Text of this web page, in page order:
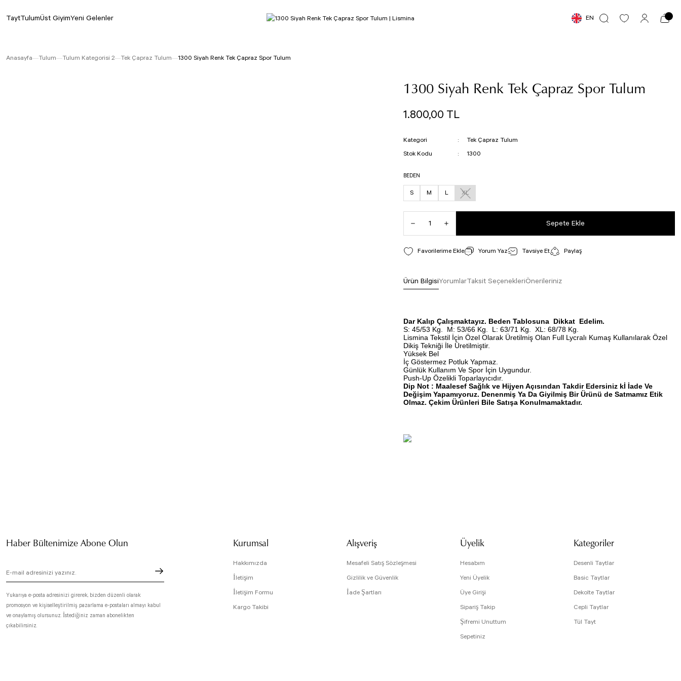
TaytTulumÜst GiyimYeni Gelenler EN
Anasayfa Tulum Tulum Kategorisi 2 Tek Çapraz Tulum 1300 Siyah Renk Tek Çapraz Spor Tulum
1300 Siyah Renk Tek Çapraz Spor Tulum
1.800,00 TL
Kategori
Tek Çapraz Tulum
Stok Kodu
1300
BEDEN
S M L XL
Sepete Ekle
Yorum Yaz Tavsiye Et Paylaş
Ürün BilgisiYorumlarTaksit SeçenekleriÖnerileriniz
Dar Kalıp Çalışmaktayız. Beden Tablosuna Dikkat Edelim.
S: 45/53 Kg.
M: 53/66 Kg. L: 63/71 Kg.
XL: 68/78 Kg.
Lismina Tekstil İçin Özel Olarak Üretilmiş Olan Full Lycralı Kumaş Kullanılarak Özel
Dikiş Tekniği İle Üretilmiştir.
Yüksek Bel
İç Göstermez Potluk Yapmaz.
Günlük Kullanım Ve Spor İçin Uygundur.
Push-Up Özelikli Toparlayıcıdır.
Dip Not : Maalesef Sağlık ve Hijyen Açısından Takdir Edersiniz kİ İade Ve
Değişim Yapamıyoruz. Denenmiş Ya Da Giyilmiş Bir Ürünü de Satmamız Etik
Olmaz. Çekim Ürünleri Bile Satışa Konulmamaktadır.
Ürün bilgilerinde hatalar bulunuyor.
Ürün fiyatı diğer sitelerden daha pahalı.
Bu ürüne benzer farklı alternatifler olmalı.
Haber Bültenimize Abone Olun
Yukarıya e-posta adresinizi girerek, bizden düzenli olarak
promosyon ve kişiselleştirilmiş pazarlama e-postaları almayı kabul
ve onaylamış olursunuz. İstediğiniz zaman abonelikten
çıkabilirsiniz.
Kurumsal
Hakkımızda
İletişim
İletişim Formu
Kargo Takibi
Alışveriş
Mesafeli Satış Sözleşmesi
Gizlilik ve Güvenlik
İade Şartları
Üyelik
Hesabım
Yeni Üyelik
Üye Girişi
Sipariş Takip
Şifremi Unuttum
Sepetiniz
Kategoriler
Desenli Taytlar
Basic Taytlar
Dekolte Taytlar
Cepli Taytlar
Tül Tayt